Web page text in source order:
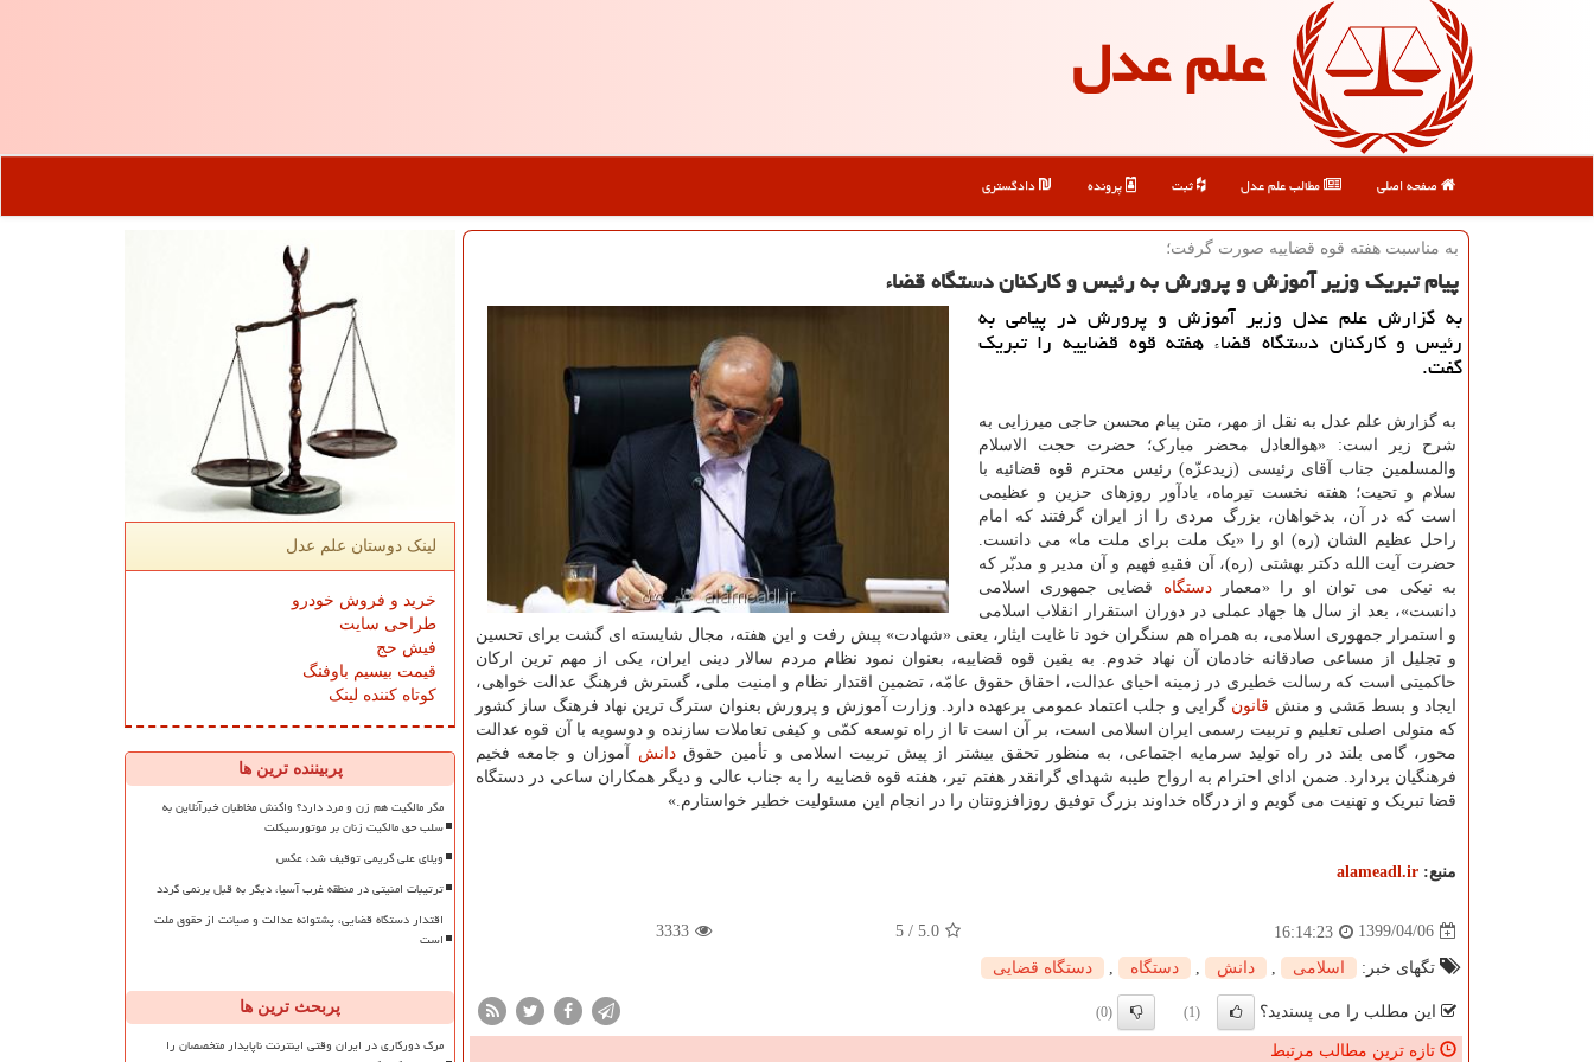
علم عدل
صفحه اصلی مطالب علم عدل ثبت پرونده دادگستری
به مناسبت هفته قوه قضاییه صورت گرفت؛
پیام تبریك وزیر آموزش و پرورش به رئیس و كاركنان دستگاه قضاء
به گزارش علم عدل وزیر آموزش و پرورش در پیامی به
رئیس و كاركنان دستگاه قضاء هفته قوه قضاییه را تبریك
گفت.
به گزارش علم عدل به نقل از مهر، متن پیام محسن حاجی میرزایی به
شرح زیر است: «هوالعادل محضر مبارک؛ حضرت حجت الاسلام
والمسلمین جناب آقای رئیسی (زیدعزّه) رئیس محترم قوه قضائیه با
سلام و تحیت؛ هفته نخست تیرماه، یادآور روزهای حزین و عظیمی
است که در آن، بدخواهان، بزرگ مردی را از ایران گرفتند که امام
راحل عظیم الشان (ره) او را «یک ملت برای ملت ما» می دانست.
حضرت آیت الله دکتر بهشتی (ره)، آن فقیهِ فهیم و آن مدیر و مدبّر که
به نیکی می توان او را «معماردستگاه قضایی جمهوری اسلامی
دانست»، بعد از سال ها جهاد عملی در دوران استقرار انقلاب اسلامی
و استمرار جمهوری اسلامی، به همراه هم سنگران خود تا غایت ایثار، یعنی «شهادت» پیش رفت و این هفته، مجال شایسته ای گشت برای تحسین
و تجلیل از مساعی صادقانه خادمان آن نهاد خدوم. به یقین قوه قضاییه، بعنوان نمود نظام مردم سالار دینی ایران، یکی از مهم ترین ارکان
حاکمیتی است که رسالت خطیری در زمینه احیای عدالت، احقاق حقوق عامّه، تضمین اقتدار نظام و امنیت ملی، گسترش فرهنگ عدالت خواهی،
ایجاد و بسط مَشی و منش قانون گرایی و جلب اعتماد عمومی برعهده دارد. وزارت آموزش و پرورش بعنوان سترگ ترین نهاد فرهنگ ساز کشور
که متولی اصلی تعلیم و تربیت رسمی ایران اسلامی است، بر آن است تا از راه توسعه کمّی و کیفی تعاملات سازنده و دوسویه با آن قوه عدالت
محور، گامی بلند در راه تولید سرمایه اجتماعی، به منظور تحقق بیشتر از پیش تربیت اسلامی و تأمین حقوقدانش آموزان و جامعه فخیم
فرهنگیان بردارد. ضمن ادای احترام به ارواح طیبه شهدای گرانقدر هفتم تیر، هفته قوه قضاییه را به جناب عالی و دیگر همکاران ساعی در دستگاه
قضا تبریک و تهنیت می گویم و از درگاه خداوند بزرگ توفیق روزافزونتان را در انجام این مسئولیت خطیر خواستارم.»
منبع: alameadl.ir
1399/04/06
16:14:23
5.0
/
5
3333
تگهای خبر: اسلامی دانش دستگاه دستگاه قضایی
این مطلب را می پسندید؟ (1)
(0)
تازه ترین مطالب مرتبط
لینک دوستان علم عدل
خرید و فروش خودرو
طراحی سایت
فیش حج
قیمت بیسیم باوفنگ
کوتاه کننده لینک
پربیننده ترین ها
مگر مالکیت هم زن و مرد دارد؟ واکنش مخاطبان خبرآنلاین به
سلب حق مالکیت زنان بر موتورسیکلت
ویلای علی کریمی توقیف شد، عکس
ترتیبات امنیتی در منطقه غرب آسیا، دیگر به قبل برنمی گردد
اقتدار دستگاه قضایی، پشتوانه عدالت و صیانت از حقوق ملت
است
پربحث ترین ها
مرگ دورکاری در ایران وقتی اینترنت ناپایدار متخصصان را